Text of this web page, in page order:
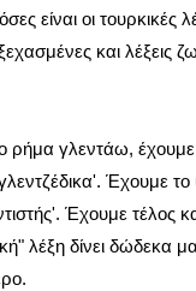
είναι οι τουρκικές
ξεχασμένες και
ρήμα γλεντάω,
Έχουμε
Έχουμε τέλος
λέξη δίνει δώδεκα